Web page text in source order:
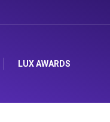
LUX AWARDS